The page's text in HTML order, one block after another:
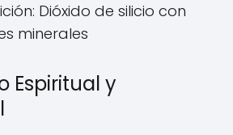
Dióxido de silicio con
minerales
Espiritual y